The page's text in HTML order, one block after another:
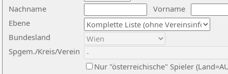
Nachname
Vorname
Ebene
Bundesland
Spgem./Kreis/Verein
Nur "österreichische" Spieler